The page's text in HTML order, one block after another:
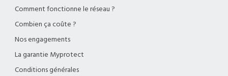
Comment fonctionne le réseau ?
Combien ça coûte ?
Nos engagements
La garantie Myprotect
Conditions générales